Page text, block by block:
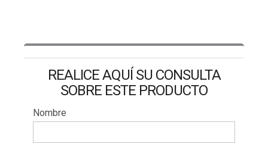
REALICE AQUÍ SU CONSULTA
SOBRE ESTE PRODUCTO
Nombre